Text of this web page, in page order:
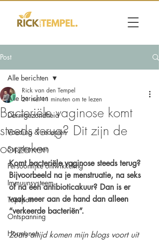
Post
Alle berichten
Darmgezondheid
Voeding & recepten
Supplementen
Persoonlijke ontwikkeling
Immuunsysteem
Topsport
Ontspanning
Hormonen
Alle berichten
Bacteriële vaginose komt
steeds terug? Dit zijn de
oorzaken
Rick van den Tempel
21 mei 11 minuten om te lezen
Komt bacteriële vaginose steeds terug?
Bijvoorbeeld na je menstruatie, na seks
of na een antibioticakuur? Dan is er
vaak meer aan de hand dan alleen
“verkeerde bacteriën”.
Zoals altijd komen mijn blogs voort uit